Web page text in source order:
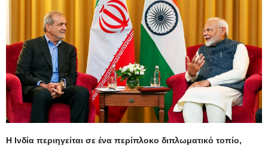
Η Ινδία περιηγείται σε ένα περίπλοκο διπλωματικό τοπίο,